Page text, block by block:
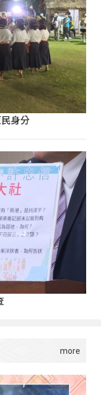
身分